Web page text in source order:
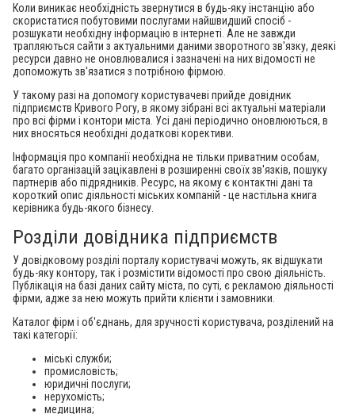
Коли виникає необхідність звернутися в будь-яку інстанцію або
скористатися побутовими послугами найшвидший спосіб -
розшукати необхідну інформацію в інтернеті. Але не завжди
трапляються сайти з актуальними даними зворотного зв'язку, деякі
ресурси давно не оновлювалися і зазначені на них відомості не
допоможуть зв'язатися з потрібною фірмою.
У такому разі на допомогу користувачеві прийде довідник
підприємств Кривого Рогу, в якому зібрані всі актуальні матеріали
про всі фірми і контори міста. Усі дані періодично оновлюються, в
них вносяться необхідні додаткові корективи.
Інформація про компанії необхідна не тільки приватним особам,
багато організацій зацікавлені в розширенні своїх зв'язків, пошуку
партнерів або підрядників. Ресурс, на якому є контактні дані та
короткий опис діяльності міських компаній - це настільна книга
керівника будь-якого бізнесу.
Розділи довідника підприємств
У довідковому розділі порталу користувачі можуть, як відшукати
будь-яку контору, так і розмістити відомості про свою діяльність.
Публікація на базі даних сайту міста, по суті, є рекламою діяльності
фірми, адже за нею можуть прийти клієнти і замовники.
Каталог фірм і об'єднань, для зручності користувача, розділений на
такі категорії:
міські служби;
промисловість;
юридичні послуги;
нерухомість;
медицина;